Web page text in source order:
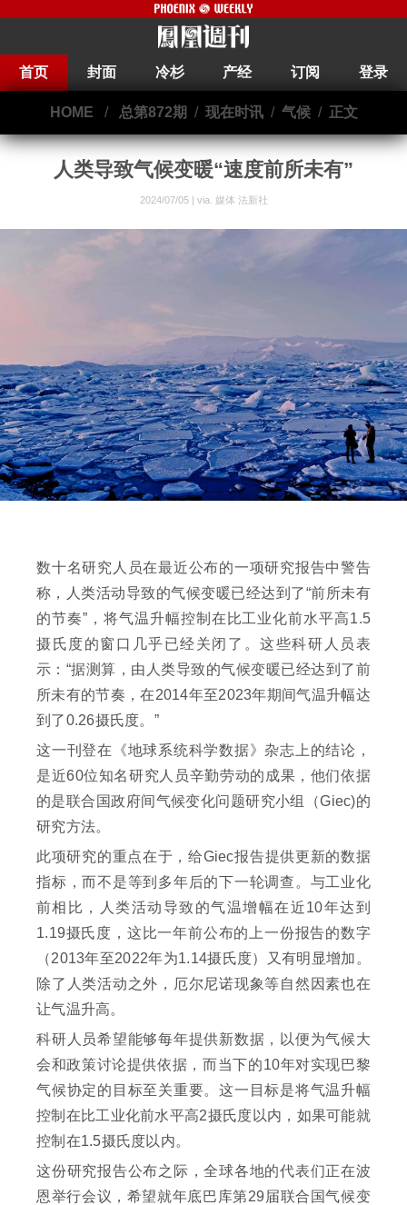
首页 封面 冷杉 产经 订阅 登录
HOME / 总第872期 / 现在时讯/ 气候/ 正文
人类导致气候变暖“速度前所未有”
2024/07/05 | via. 媒体 法新社
数十名研究人员在最近公布的一项研究报告中警告
称，人类活动导致的气候变暖已经达到了“前所未有
的节奏”，将气温升幅控制在比工业化前水平高1.5
摄氏度的窗口几乎已经关闭了。这些科研人员表
示：“据测算，由人类导致的气候变暖已经达到了前
所未有的节奏，在2014年至2023年期间气温升幅达
到了0.26摄氏度。”
这一刊登在《地球系统科学数据》杂志上的结论，
是近60位知名研究人员辛勤劳动的成果，他们依据
的是联合国政府间气候变化问题研究小组（Giec)的
研究方法。
此项研究的重点在于，给Giec报告提供更新的数据
指标，而不是等到多年后的下一轮调查。与工业化
前相比，人类活动导致的气温增幅在近10年达到
1.19摄氏度，这比一年前公布的上一份报告的数字
（2013年至2022年为1.14摄氏度）又有明显增加。
除了人类活动之外，厄尔尼诺现象等自然因素也在
让气温升高。
科研人员希望能够每年提供新数据，以便为气候大
会和政策讨论提供依据，而当下的10年对实现巴黎
气候协定的目标至关重要。这一目标是将气温升幅
控制在比工业化前水平高2摄氏度以内，如果可能就
控制在1.5摄氏度以内。
这份研究报告公布之际，全球各地的代表们正在波
恩举行会议，希望就年底巴库第29届联合国气候变